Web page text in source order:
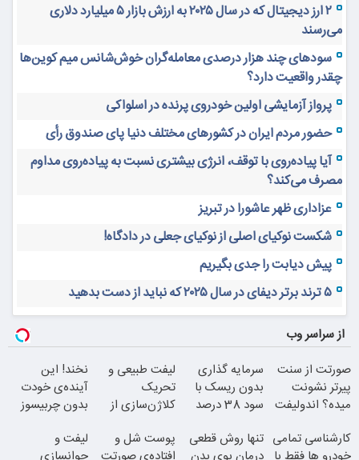
۲ ارز دیجیتال که در سال ۲۰۲۵ به ارزش بازار ۵ میلیارد دلاری
می‌رسند
سودهای چند هزار درصدی معامله‌گران خوش‌شانس میم کوین‌ها
چقدر واقعیت دارد؟
پرواز آزمایشی اولین خودروی پرنده در اسلواکی
حضور مردم ایران در کشورهای مختلف دنیا پای صندوق رأی
آیا پیاده‌روی با توقف، انرژی بیشتری نسبت به پیاده‌روی مداوم
مصرف می‌کند؟
عزاداری ظهر عاشورا در تبریز
شکست نوکیای اصلی از نوکیای جعلی در دادگاه!
پیش دیابت را جدی بگیریم
۵ ترند برتر دیفای در سال ۲۰۲۵ که نباید از دست بدهید
از سراسر وب
صورتت از سنت
پیرتر نشونت
میده؟ اندولیفت
سرمایه گذاری
بدون ریسک با
سود 38 درصد
لیفت طبیعی و
تحریک
کلاژن‌سازی از
24ماه ماندگاری
نخند! این
آینده‌ی خودت
بدون چربیسوز
نشده سفارش
کارشناسی تمامی تنها روش قطعی
پوست شل و
لیفت و